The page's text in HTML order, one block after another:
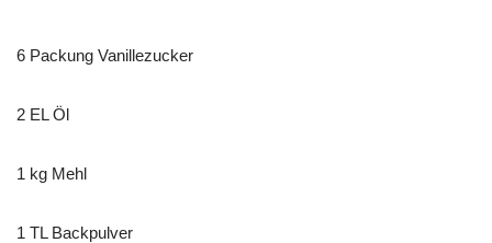
6 Packung Vanillezucker
2 EL Öl
1 kg Mehl
1 TL Backpulver